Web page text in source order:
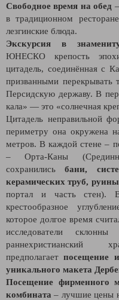
Свободное время на обед
в традиционном
лезгинские блюда.
Экскурсия в
ЮНЕСКО крепость
цитадель, соединённая с
призванными перекрывать
Персидскую державу. В
кала» — это «солнечная
Цитадель неправильной
периметру она окружена
метров. В каждой стене –
– Орта-Каны
сохранилисьбани,
керамических труб,
портал и часть стен).
крестообразное
которое долгое время
исследователи
предполагаетпосещение
уникального макета
Посещение фирменного
комбината – лучшие цены